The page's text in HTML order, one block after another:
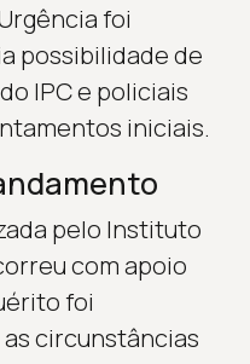
foi
possibilidade de
IPC e policiais
iniciais.
pelo Instituto
com apoio
foi
circunstâncias